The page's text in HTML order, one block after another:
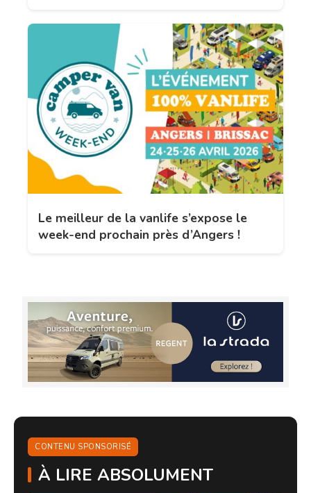
Le meilleur de la vanlife s’expose le
week-end prochain près d’Angers !
CONTENU SPONSORISÉ
À LIRE ABSOLUMENT